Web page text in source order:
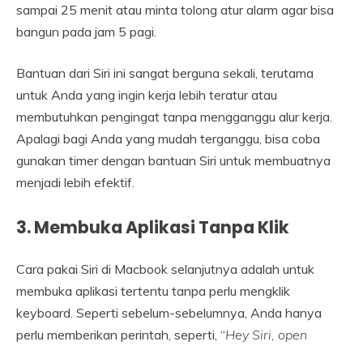
sampai 25 menit atau minta tolong atur alarm agar bisa
bangun pada jam 5 pagi.
Bantuan dari Siri ini sangat berguna sekali, terutama
untuk Anda yang ingin kerja lebih teratur atau
membutuhkan pengingat tanpa mengganggu alur kerja.
Apalagi bagi Anda yang mudah terganggu, bisa coba
gunakan timer dengan bantuan Siri untuk membuatnya
menjadi lebih efektif.
3.Membuka Aplikasi Tanpa Klik
Cara pakai Siri di Macbook selanjutnya adalah untuk
membuka aplikasi tertentu tanpa perlu mengklik
keyboard. Seperti sebelum-sebelumnya, Anda hanya
perlu memberikan perintah, seperti, “Hey Siri, open